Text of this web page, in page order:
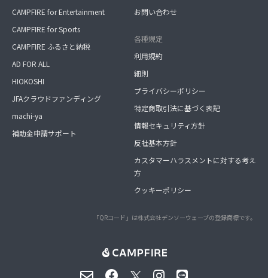
CAMPFIRE for Entertainment
CAMPFIRE for Sports
CAMPFIRE ふるさと納税
AD FOR ALL
HIOKOSHI
JFAクラウドファンディング
machi-ya
補助金申請サポート
お問い合わせ
各種規定
利用規約
細則
プライバシーポリシー
特定商取引法に基づく表記
情報セキュリティ方針
反社基本方針
カスタマーハラスメントに対する考え
方
クッキーポリシー
「QRコード」は株式会社デンソーウェーブの登録商標です。